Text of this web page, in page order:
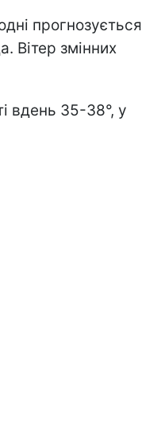
прогнозується
Вітер змінних
вдень 35-38°, у